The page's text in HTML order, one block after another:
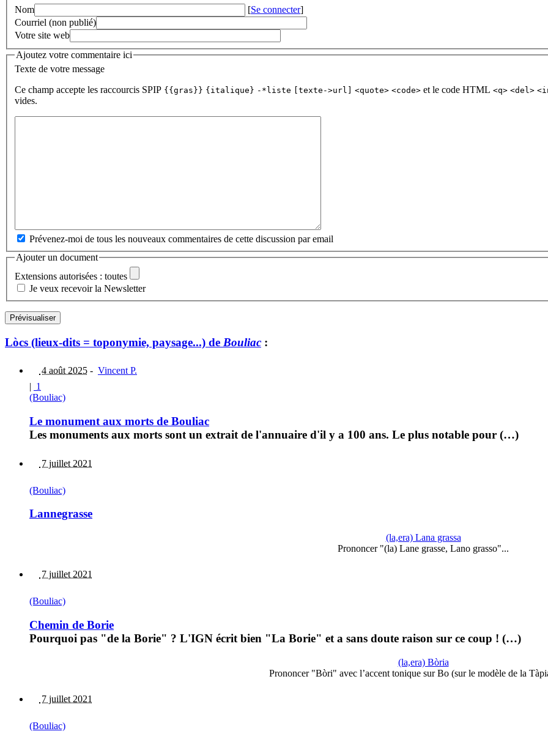
Nom [Se connecter]
Courriel (non publié)
Votre site web
Ajoutez votre commentaire ici
Texte de votre message
Ce champ accepte les raccourcis SPIP {{gras}} {italique} -*liste [texte->url] <quote> <code> et le code HTML <q> <del>
vides.
Prévenez-moi de tous les nouveaux commentaires de cette discussion par email
Ajouter un document
Extensions autorisées : toutes
Je veux recevoir la Newsletter
Lòcs (lieux-dits = toponymie, paysage...) de Bouliac :
4 août 2025 - Vincent P.
| 1
(Bouliac)
Le monument aux morts de Bouliac
Les monuments aux morts sont un extrait de l'annuaire d'il y a 100 ans. Le plus notable pour (…)
7 juillet 2021
(Bouliac)
Lannegrasse
(la,era) Lana grassa
Prononcer "(la) Lane grasse, Lano grasso"...
7 juillet 2021
(Bouliac)
Chemin de Borie
Pourquoi pas "de la Borie" ? L'IGN écrit bien "La Borie" et a sans doute raison sur ce coup ! (…)
(la,era) Bòria
Prononcer "Bòri" avec l’accent tonique sur Bo (sur le modèle de la
7 juillet 2021
(Bouliac)